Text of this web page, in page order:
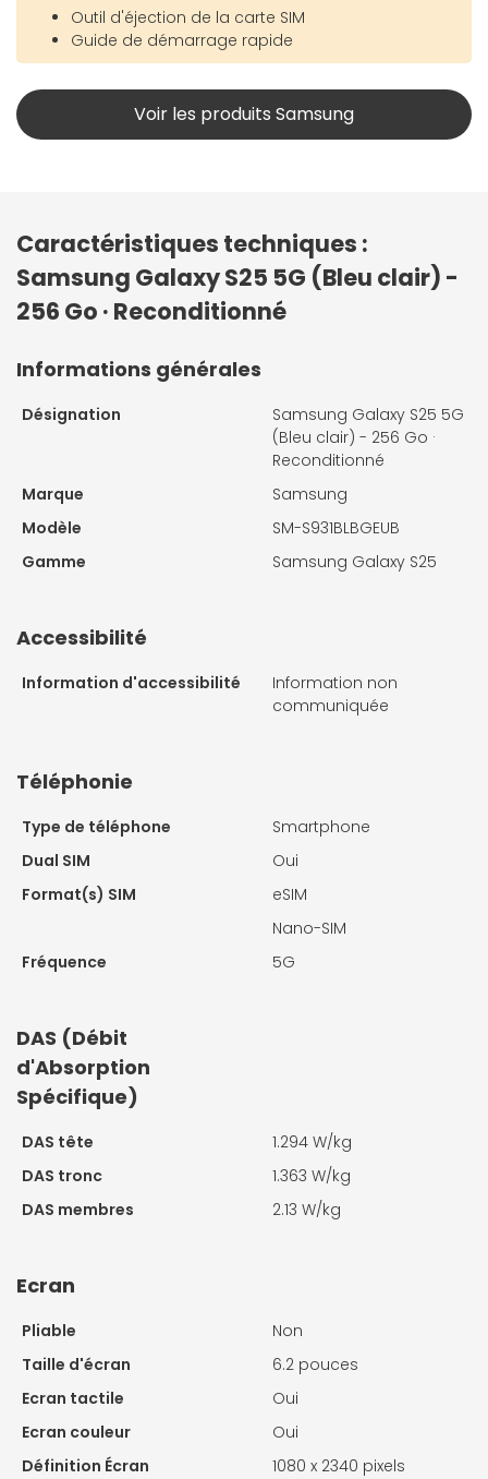
Outil d'éjection de la carte SIM
Guide de démarrage rapide
Voir les produits Samsung
Caractéristiques techniques :
Samsung Galaxy S25 5G (Bleu clair) -
256 Go · Reconditionné
Informations générales
Désignation
Samsung Galaxy S25 5G
(Bleu clair) - 256 Go ·
Reconditionné
Marque
Samsung
Modèle
SM-S931BLBGEUB
Gamme
Samsung Galaxy S25
Accessibilité
Information d'accessibilité
Information non
communiquée
Téléphonie
Type de téléphone
Smartphone
Dual SIM
Oui
Format(s) SIM
eSIM
Nano-SIM
Fréquence
5G
DAS (Débit
d'Absorption
Spécifique)
DAS tête
1.294 W/kg
DAS tronc
1.363 W/kg
DAS membres
2.13 W/kg
Ecran
Pliable
Non
Taille d'écran
6.2 pouces
Ecran tactile
Oui
Ecran couleur
Oui
Définition Écran
1080 x 2340 pixels